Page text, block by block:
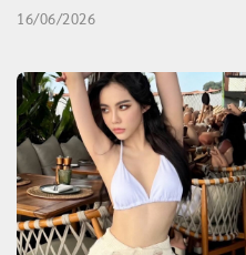
16/06/2026